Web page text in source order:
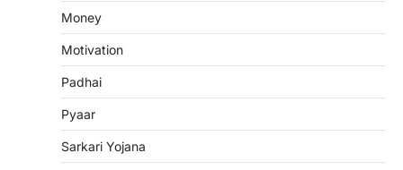
Money
Motivation
Padhai
Pyaar
Sarkari Yojana